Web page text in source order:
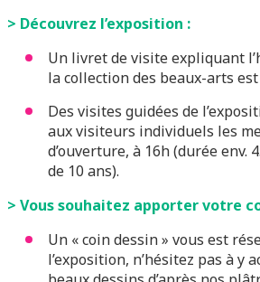
> Découvrez l’exposition :
Un livret de visite expliquant
la collection des beaux-arts est
Des visites guidées de
aux visiteurs individuels les
d’ouverture, à 16h (durée env.
de 10 ans).
> Vous souhaitez apporter votre
Un « coin dessin » vous est
l’exposition, n’hésitez pas à y